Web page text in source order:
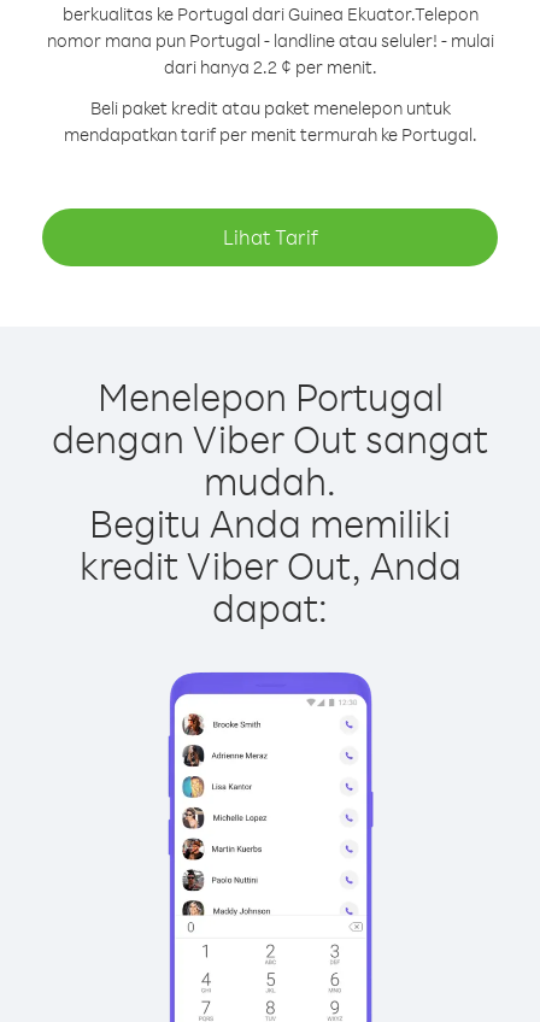
berkualitas ke Portugal dari Guinea Ekuator.Telepon
nomor mana pun Portugal - landline atau seluler! - mulai
dari hanya 2.2 ¢ per menit.
Beli paket kredit atau paket menelepon untuk
mendapatkan tarif per menit termurah ke Portugal.
Lihat Tarif
Menelepon Portugal
dengan Viber Out sangat
mudah.
Begitu Anda memiliki
kredit Viber Out, Anda
dapat: